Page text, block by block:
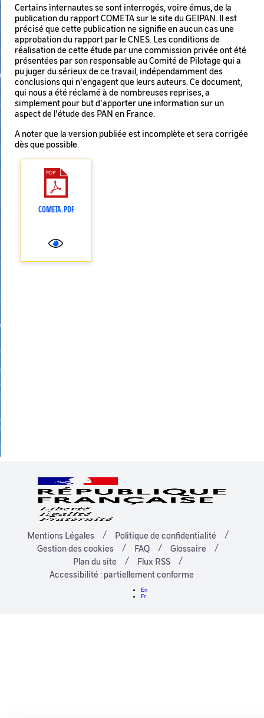
Certains internautes se sont interrogés, voire émus, de la
publication du rapport COMETA sur le site du GEIPAN. Il est
précisé que cette publication ne signifie en aucun cas une
approbation du rapport par le CNES. Les conditions de
réalisation de cette étude par une commission privée ont été
présentées par son responsable au Comité de Pilotage qui a
pu juger du sérieux de ce travail, indépendamment des
conclusions qui n'engagent que leurs auteurs. Ce document,
qui nous a été réclamé à de nombreuses reprises, a
simplement pour but d'apporter une information sur un
aspect de l'étude des PAN en France.
A noter que la version publiée est incomplète et sera corrigée
dès que possible.
COMETA.PDF
Mentions Légales
Politique de confidentialité
Gestion des cookies
FAQ
Glossaire
Plan du site
Flux RSS
Accessibilité : partiellement conforme
En
Fr